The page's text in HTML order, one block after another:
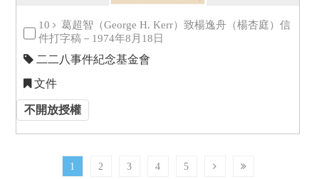
10
葛超智（George H. Kerr）致楊逸舟（楊杏庭）信
件打字稿－1974年8月18日
二二八事件紀念基金會
文件
不開放授權
1 2 3 4 5